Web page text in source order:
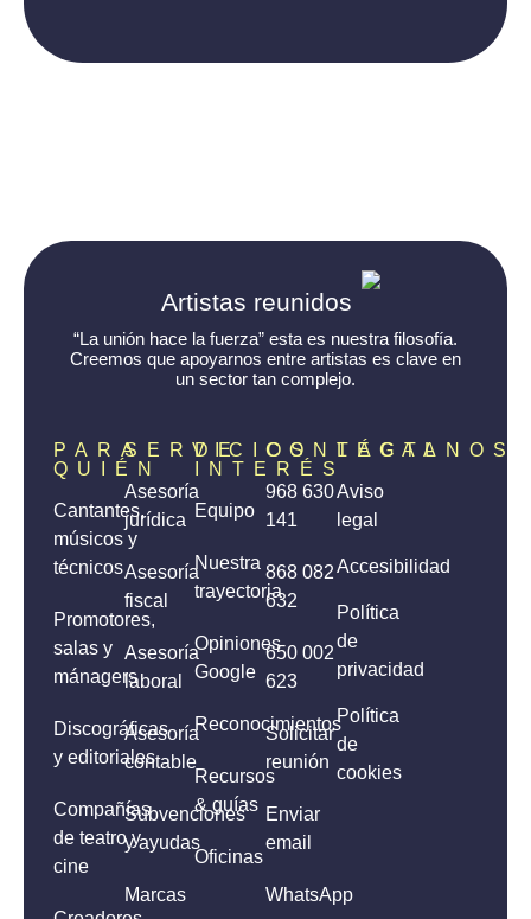
Artistas reunidos
“La unión hace la fuerza” esta es nuestra filosofía.
Creemos que apoyarnos entre artistas es clave en
un sector tan complejo.
PARA
QUIÉN
Cantantes,
músicos y
técnicos
Promotores,
salas y
mánagers
Discográficas
y editoriales
Compañías
de teatro y
cine
SERVICIOS
Asesoría
jurídica
Asesoría
fiscal
Asesoría
laboral
Asesoría
contable
Subvenciones
y ayudas
Marcas
DE
INTERÉS
Equipo
Nuestra
trayectoria
Opiniones
Google
Reconocimientos
Recursos
& guías
Oficinas
CONTÁCTANOS
968 630
141
868 082
632
650 002
623
Solicitar
reunión
Enviar
email
WhatsApp
LEGAL
Aviso
legal
Accesibilidad
Política
de
privacidad
Política
de
cookies